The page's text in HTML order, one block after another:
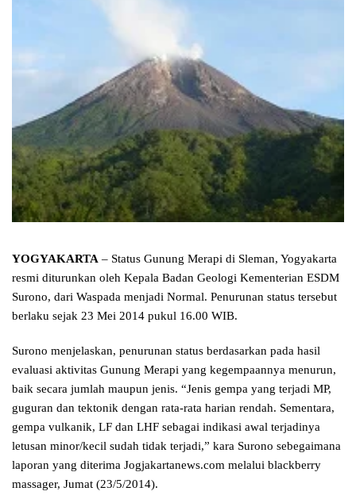
YOGYAKARTA – Status Gunung Merapi di Sleman, Yogyakarta
resmi diturunkan oleh Kepala Badan Geologi Kementerian ESDM
Surono, dari Waspada menjadi Normal. Penurunan status tersebut
berlaku sejak 23 Mei 2014 pukul 16.00 WIB.
Surono menjelaskan, penurunan status berdasarkan pada hasil
evaluasi aktivitas Gunung Merapi yang kegempaannya menurun,
baik secara jumlah maupun jenis. “Jenis gempa yang terjadi MP,
guguran dan tektonik dengan rata-rata harian rendah. Sementara,
gempa vulkanik, LF dan LHF sebagai indikasi awal terjadinya
letusan minor/kecil sudah tidak terjadi,” kara Surono sebegaimana
laporan yang diterima Jogjakartanews.com melalui blackberry
massager, Jumat (23/5/2014).